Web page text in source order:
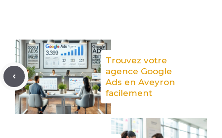
Trouvez votre
agence Google
Ads en Aveyron
facilement